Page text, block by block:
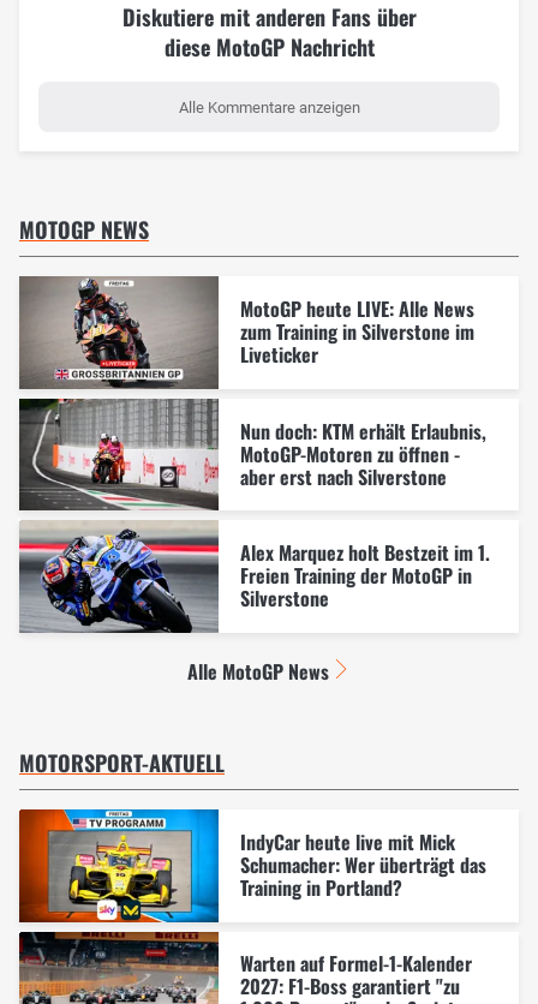
Diskutiere mit anderen Fans über
diese MotoGP Nachricht
Alle Kommentare anzeigen
MOTOGP NEWS
MotoGP heute LIVE: Alle News
zum Training in Silverstone im
Liveticker
Nun doch: KTM erhält Erlaubnis,
MotoGP-Motoren zu öffnen -
aber erst nach Silverstone
Alex Marquez holt Bestzeit im 1.
Freien Training der MotoGP in
Silverstone
Alle MotoGP News
MOTORSPORT-AKTUELL
IndyCar heute live mit Mick
Schumacher: Wer überträgt das
Training in Portland?
Warten auf Formel-1-Kalender
2027: F1-Boss garantiert "zu